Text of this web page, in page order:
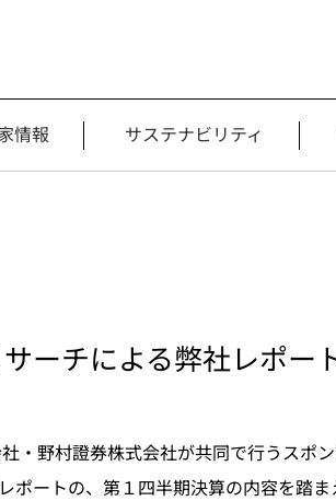
情報 サステナビリティ
ーチによる弊社レポー
・野村證券株式会社が共同で行うスポ
ポートの、第１四半期決算の内容を踏